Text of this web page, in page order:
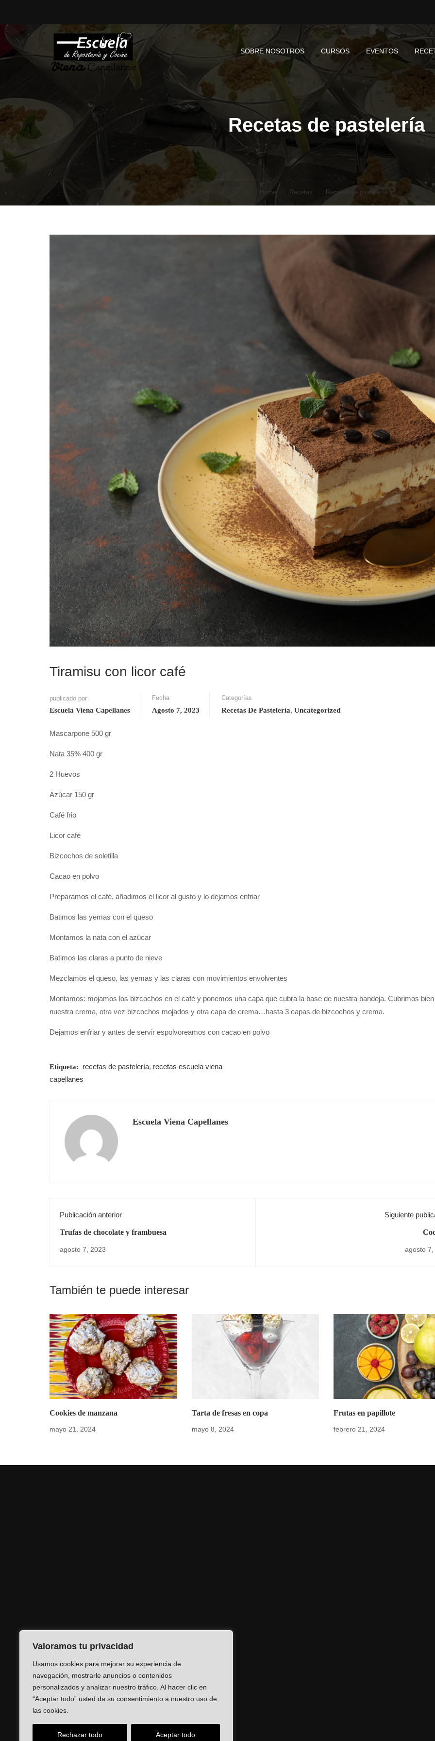
Valoramos tu privacidad
Usamos cookies para mejorar su experiencia de
navegación, mostrarle anuncios o contenidos
personalizados y analizar nuestro tráfico. Al hacer clic en
“Aceptar todo” usted da su consentimiento a nuestro uso de
las cookies.
Rechazar todo Aceptar todo
SOBRE NOSOTROS CURSOS EVENTOS
Recetas de pastelería
Home Recetas Recetas de pastelería
Tiramisu con licor café
publicado por
Escuela Viena Capellanes
Fecha
Agosto 7, 2023
Categorías
Recetas De Pastelería, Uncategorized
Mascarpone 500 gr
Nata 35% 400 gr
2 Huevos
Azúcar 150 gr
Café frio
Licor café
Bizcochos de soletilla
Cacao en polvo
Preparamos el café, añadimos el licor al gusto y lo dejamos enfriar
Batimos las yemas con el queso
Montamos la nata con el azúcar
Batimos las claras a punto de nieve
Mezclamos el queso, las yemas y las claras con movimientos envolventes
Montamos: mojamos los bizcochos en el café y ponemos una capa que cubra la base de nuestra bandeja. Cubrimos
nuestra crema, otra vez bizcochos mojados y otra capa de crema…hasta 3 capas de bizcochos y crema.
Dejamos enfriar y antes de servir espolvoreamos con cacao en polvo
Etiqueta: recetas de pastelería, recetas escuela viena
capellanes
Escuela Viena Capellanes
Publicación anterior
Trufas de chocolate y frambuesa
agosto 7, 2023
Siguiente
agosto 7,
También te puede interesar
Cookies de manzana
mayo 21, 2024
Tarta de fresas en copa
mayo 8, 2024
Frutas en papillote
febrero 21, 2024